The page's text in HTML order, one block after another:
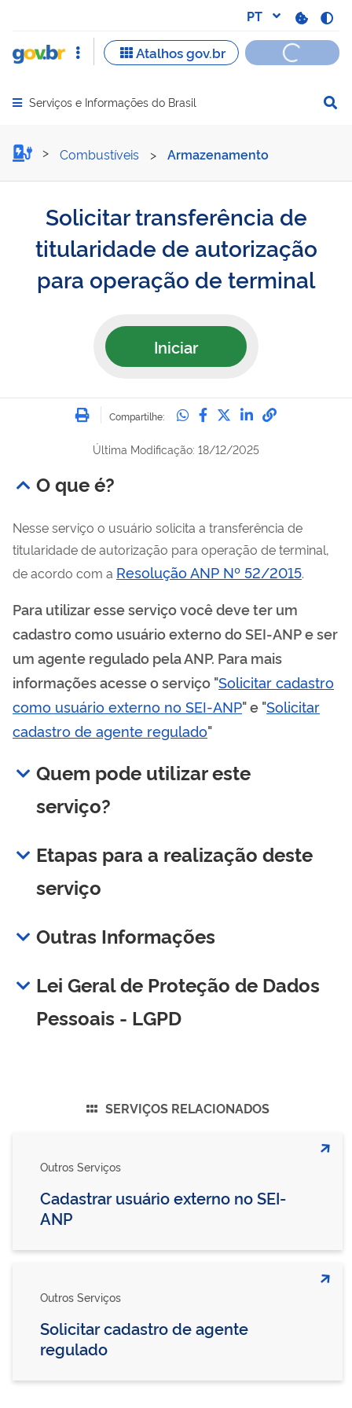
Abrir menu principal de navegação
Serviços e Informações do Brasil
Solicitar transferência de
Combustíveis > Armazenamento
Solicitar transferência de
titularidade de autorização
para operação de terminal
Iniciar
Imprimir
Compartilhe: Compartilhe no
Compartilhe no
Compartilhe no
Compartilhe
Última Modificação: 18/12/2025
O que é?
Nesse serviço o usuário solicita a transferência de
titularidade de autorização para operação de terminal,
de acordo com a Resolução ANP Nº 52/2015.
Para utilizar esse serviço você deve ter um
cadastro como usuário externo do SEI-ANP e ser
um agente regulado pela ANP. Para mais
informações acesse o serviço "Solicitar cadastro
como usuário externo no SEI-ANP" e "Solicitar
cadastro de agente regulado"
Quem pode utilizar este
serviço?
Etapas para a realização deste
serviço
Outras Informações
Lei Geral de Proteção de Dados
Pessoais - LGPD
SERVIÇOS RELACIONADOS
Outros Serviços
Cadastrar usuário externo no SEI-
ANP
Outros Serviços
Solicitar cadastro de agente
regulado